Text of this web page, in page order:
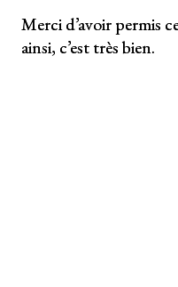
Merci d’avoir permis
ainsi, c’est très bien.